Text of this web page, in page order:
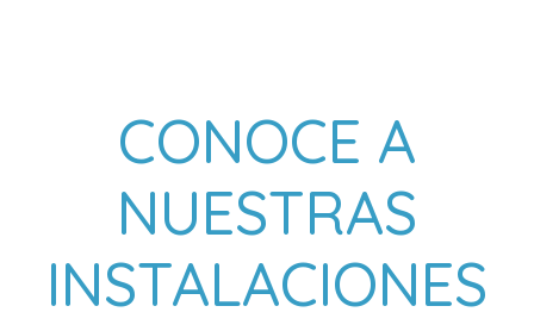
CONOCE A
NUESTRAS
INSTALACIONES